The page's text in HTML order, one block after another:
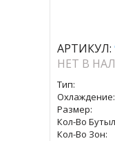
АРТИКУЛ:
НЕТ В
Тип:
Охлаждение:
Размер:
Кол-Во
Кол-Во Зон: